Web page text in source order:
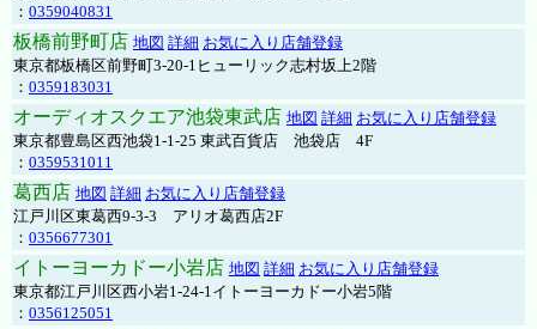
： 0359040831
板橋前野町店 地図 詳細 お気に入り店舗登録
東京都板橋区前野町3-20-1ヒューリック志村坂上2階
： 0359183031
オーディオスクエア池袋東武店 地図 詳細 お気に入り店舗登録
東京都豊島区西池袋1-1-25 東武百貨店 池袋店 4F
： 0359531011
葛西店 地図 詳細 お気に入り店舗登録
江戸川区東葛西9-3-3 アリオ葛西店2F
： 0356677301
イトーヨーカドー小岩店 地図 詳細 お気に入り店舗登録
東京都江戸川区西小岩1-24-1イトーヨーカドー小岩5階
： 0356125051